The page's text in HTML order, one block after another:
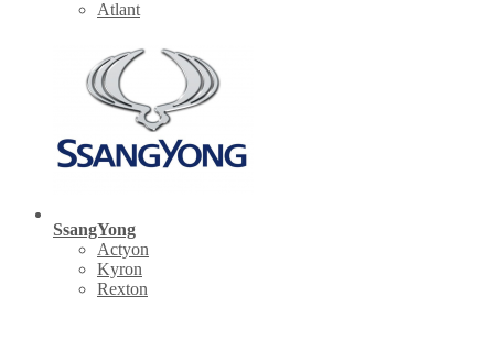
Atlant
SsangYong
Actyon
Kyron
Rexton